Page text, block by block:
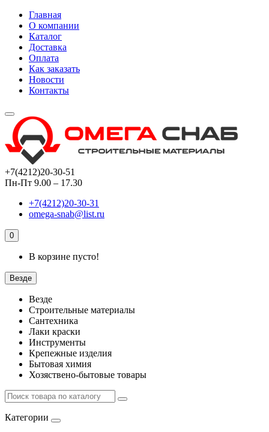
Главная
О компании
Каталог
Доставка
Оплата
Как заказать
Новости
Контакты
+7(4212)20-30-51
Пн-Пт 9.00 – 17.30
+7(4212)20-30-31
omega-snab@list.ru
0
В корзине пусто!
Везде
Везде
Строительные материалы
Сантехника
Лаки краски
Инструменты
Крепежные изделия
Бытовая химия
Хозяствено-бытовые товары
Категории